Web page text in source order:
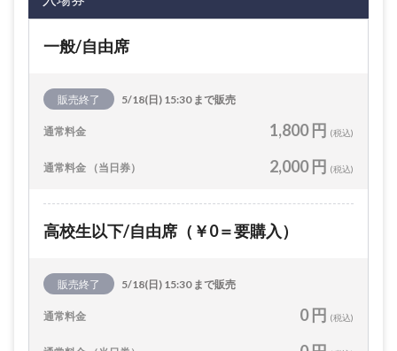
一般/自由席
販売終了 5/18(日) 15:30 まで販売
通常料金 1,800 円 (税込)
通常料金 （当日券） 2,000 円 (税込)
高校生以下/自由席（￥0＝要購入）
販売終了 5/18(日) 15:30 まで販売
通常料金 0 円 (税込)